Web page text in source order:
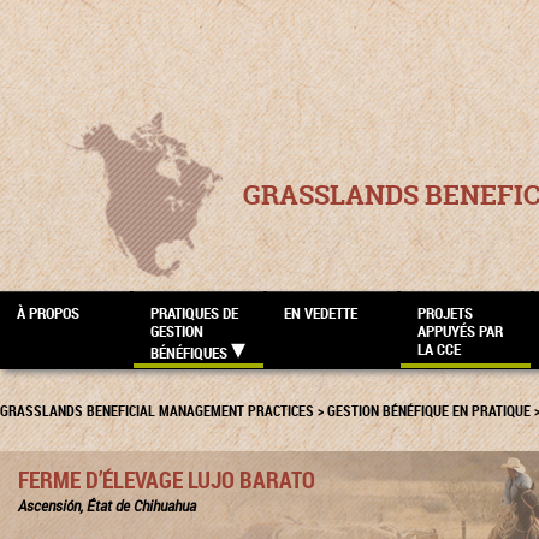
GRASSLANDS
À PROPOS
PRATIQUES DE
GESTION
BÉNÉFIQUES
EN VEDETTE
PROJETS
APPUYÉS PAR
LA CCE
GRASSLANDS BENEFICIAL MANAGEMENT PRACTICES>GESTION BÉNÉFIQUE EN PRATIQUE
FERME D’ÉLEVAGE LUJO BARATO
Ascensión, État de Chihuahua